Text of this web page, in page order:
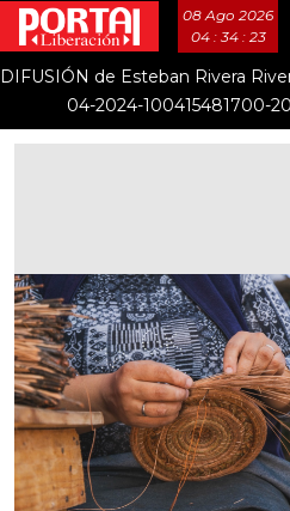
08 Ago 2026
04 : 34 : 23
DIFUSIÓN de Esteban Rivera
04-2024-100415481700-